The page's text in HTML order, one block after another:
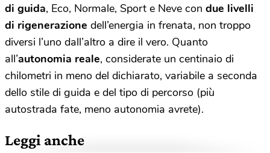
di guida, Eco, Normale, Sport e Neve con due livelli
di rigenerazione dell’energia in frenata, non troppo
diversi l’uno dall’altro a dire il vero. Quanto
all’autonomia reale, considerate un centinaio di
chilometri in meno del dichiarato, variabile a seconda
dello stile di guida e del tipo di percorso (più
autostrada fate, meno autonomia avrete).
Leggi anche